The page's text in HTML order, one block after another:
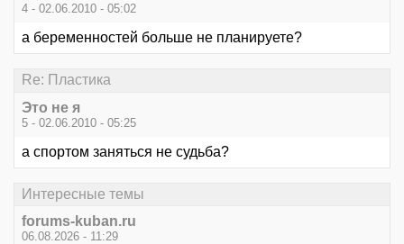
4 - 02.06.2010 - 05:02
а беременностей больше не планируете?
Re: Пластика
Это не я
5 - 02.06.2010 - 05:25
а спортом заняться не судьба?
Интересные темы
forums-kuban.ru
06.08.2026 - 11:29